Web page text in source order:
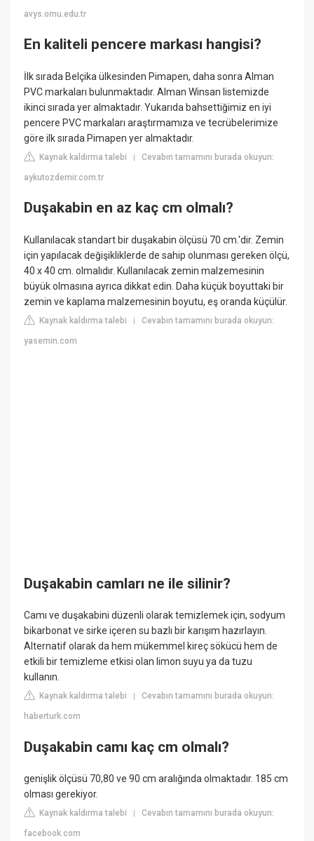
avys.omu.edu.tr
En kaliteli pencere markası hangisi?
İlk sırada Belçika ülkesinden Pimapen, daha sonra Alman
PVC markaları bulunmaktadır. Alman Winsan listemizde
ikinci sırada yer almaktadır. Yukarıda bahsettiğimiz en iyi
pencere PVC markaları araştırmamıza ve tecrübelerimize
göre ilk sırada Pimapen yer almaktadır.
Kaynak kaldırma talebi |Cevabın tamamını burada okuyun:
aykutozdemir.com.tr
Duşakabin en az kaç cm olmalı?
Kullanılacak standart bir duşakabin ölçüsü 70 cm.'dir. Zemin
için yapılacak değişikliklerde de sahip olunması gereken ölçü,
40 x 40 cm. olmalıdır. Kullanılacak zemin malzemesinin
büyük olmasına ayrıca dikkat edin. Daha küçük boyuttaki bir
zemin ve kaplama malzemesinin boyutu, eş oranda küçülür.
Kaynak kaldırma talebi |Cevabın tamamını burada okuyun:
yasemin.com
Duşakabin camları ne ile silinir?
Camı ve duşakabini düzenli olarak temizlemek için, sodyum
bikarbonat ve sirke içeren su bazlı bir karışım hazırlayın.
Alternatif olarak da hem mükemmel kireç sökücü hem de
etkili bir temizleme etkisi olan limon suyu ya da tuzu
kullanın.
Kaynak kaldırma talebi |Cevabın tamamını burada okuyun:
haberturk.com
Duşakabin camı kaç cm olmalı?
genişlik ölçüsü 70,80 ve 90 cm aralığında olmaktadır. 185 cm
olması gerekiyor.
Kaynak kaldırma talebi |Cevabın tamamını burada okuyun:
facebook.com